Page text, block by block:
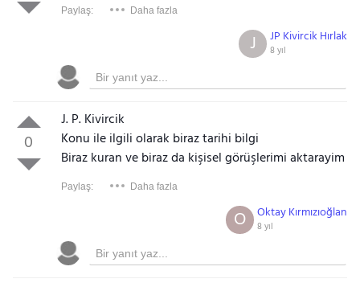
Paylaş: Daha fazla
JP Kivircik Hırlak
8 yıl
J
0
J. P. Kivircik
Konu ile ilgili olarak biraz tarihi bilgi
Biraz kuran ve biraz da kişisel görüşlerimi aktarayim
Paylaş: Daha fazla
Oktay Kırmızıoğlan
8 yıl
O